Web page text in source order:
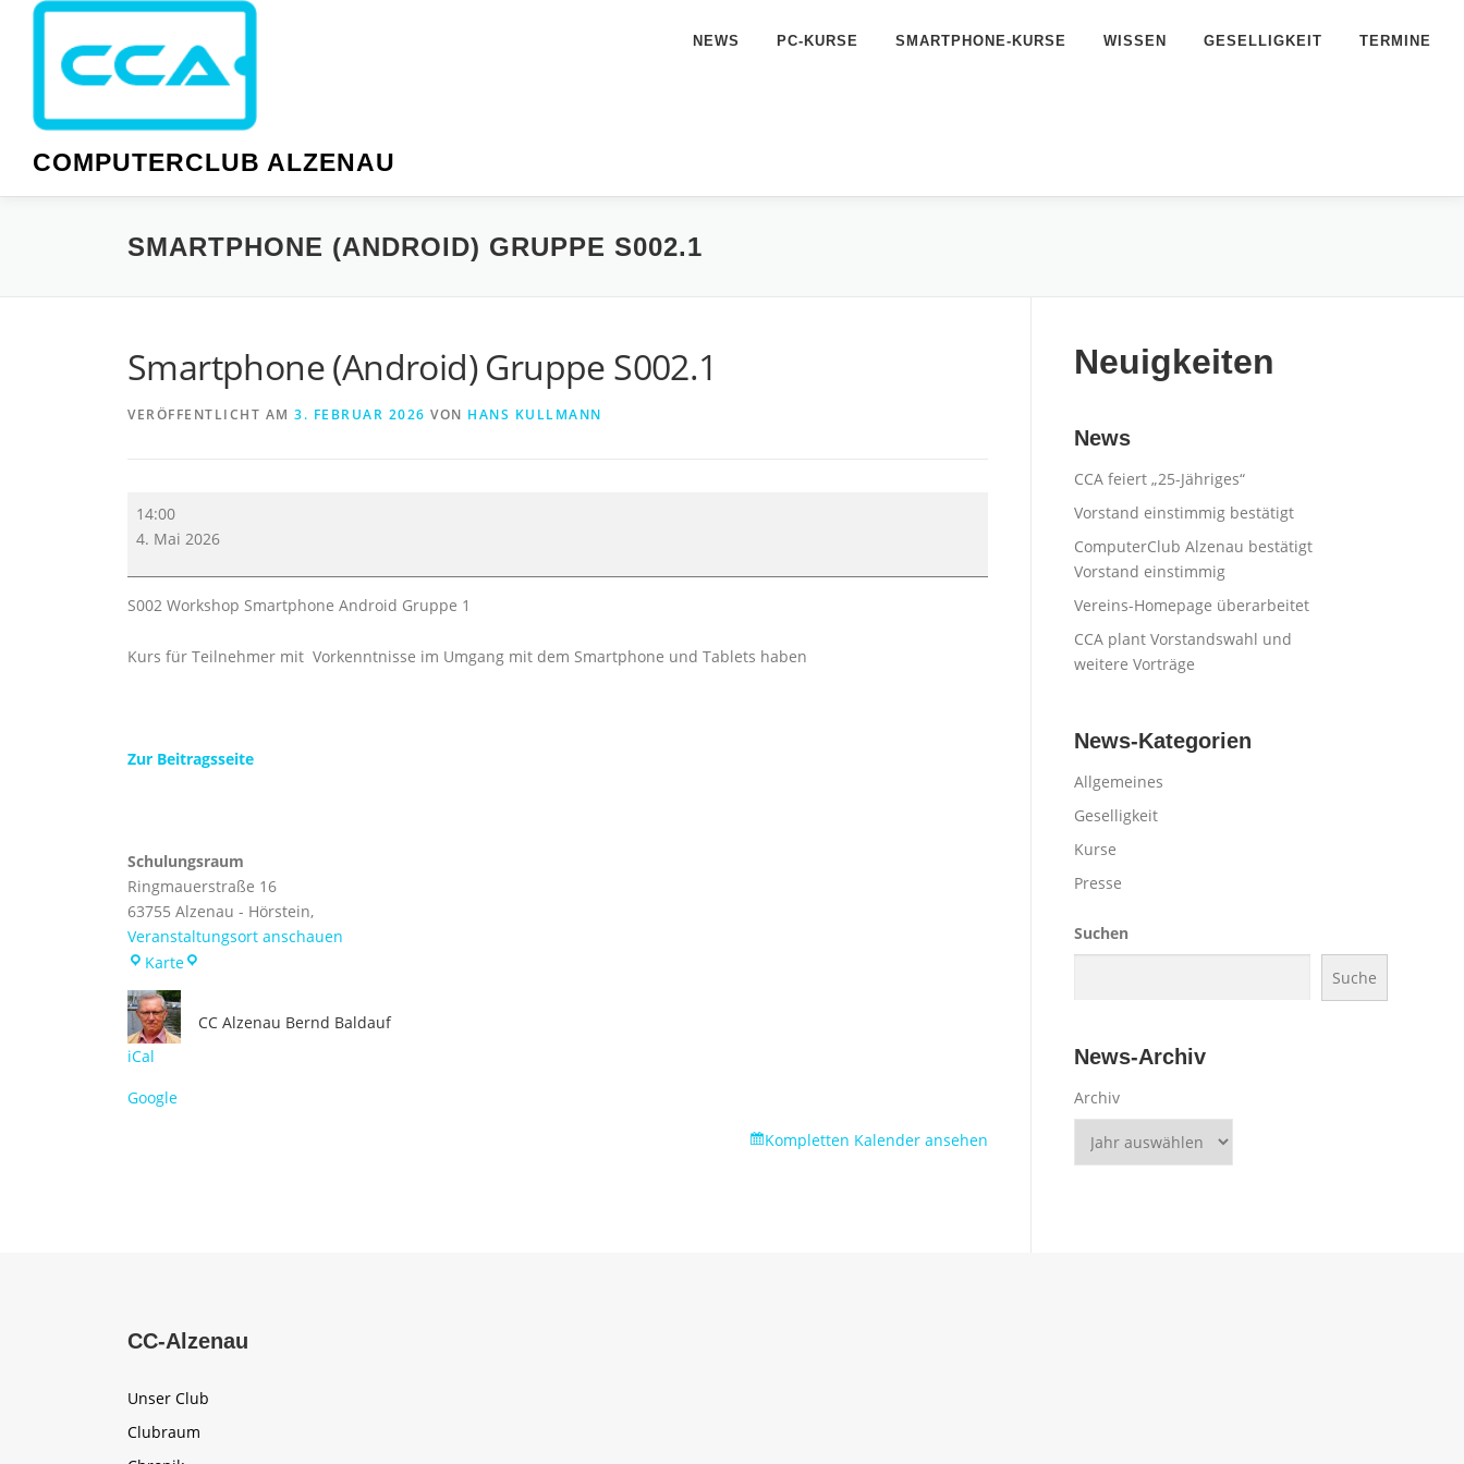
springen
COMPUTERCLUB ALZENAU
NEWS PC-KURSE SMARTPHONE-KURSE WISSEN GESELLIGKEIT TERMINE
SMARTPHONE (ANDROID) GRUPPE S002.1
Smartphone (Android) Gruppe S002.1
VERÖFFENTLICHT AM 3. FEBRUAR 2026 VON HANS KULLMANN
Smartphone
(Android)
S002.1
14:00
4. Mai 2026
S002 Workshop Smartphone Android Gruppe 1
Kurs für Teilnehmer mit Vorkenntnisse im Umgang mit dem Smartphone und Tablets haben
Zur Beitragsseite
Schulungsraum
Ringmauerstraße 16
63755 Alzenau - Hörstein,
Veranstaltungsort anschauen
KarteSchulungsraum
CC Alzenau Bernd Baldauf
iCal
Google
Kompletten Kalender ansehen
Neuigkeiten
News
CCA feiert „25-Jähriges“
Vorstand einstimmig bestätigt
ComputerClub Alzenau bestätigt
Vorstand einstimmig
Vereins-Homepage überarbeitet
CCA plant Vorstandswahl und
weitere Vorträge
News-Kategorien
Allgemeines
Geselligkeit
Kurse
Presse
Suchen
Suche
News-Archiv
Archiv
CC-Alzenau
Unser Club
Clubraum